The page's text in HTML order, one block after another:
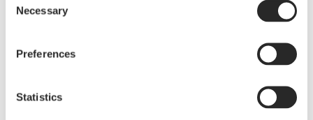
Selection
Necessary
Preferences
Statistics